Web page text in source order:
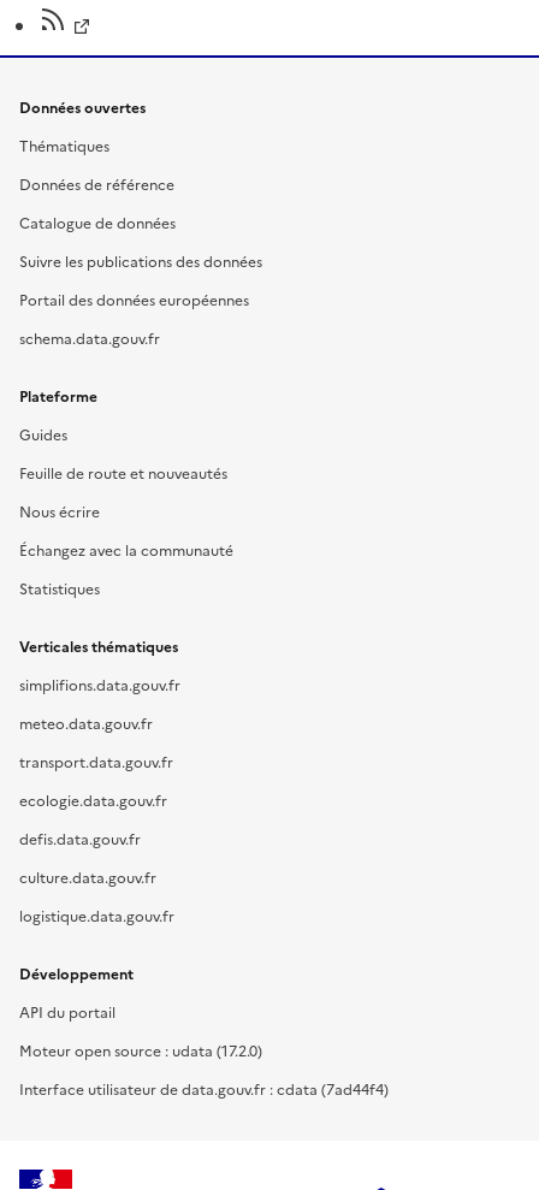
Données ouvertes
Thématiques
Données de référence
Catalogue de données
Suivre les publications des données
Portail des données européennes
schema.data.gouv.fr
Plateforme
Guides
Feuille de route et nouveautés
Nous écrire
Échangez avec la communauté
Statistiques
Verticales thématiques
simplifions.data.gouv.fr
meteo.data.gouv.fr
transport.data.gouv.fr
ecologie.data.gouv.fr
defis.data.gouv.fr
culture.data.gouv.fr
logistique.data.gouv.fr
Développement
API du portail
Moteur open source : udata (17.2.0)
Interface utilisateur de data.gouv.fr : cdata (7ad44f4)